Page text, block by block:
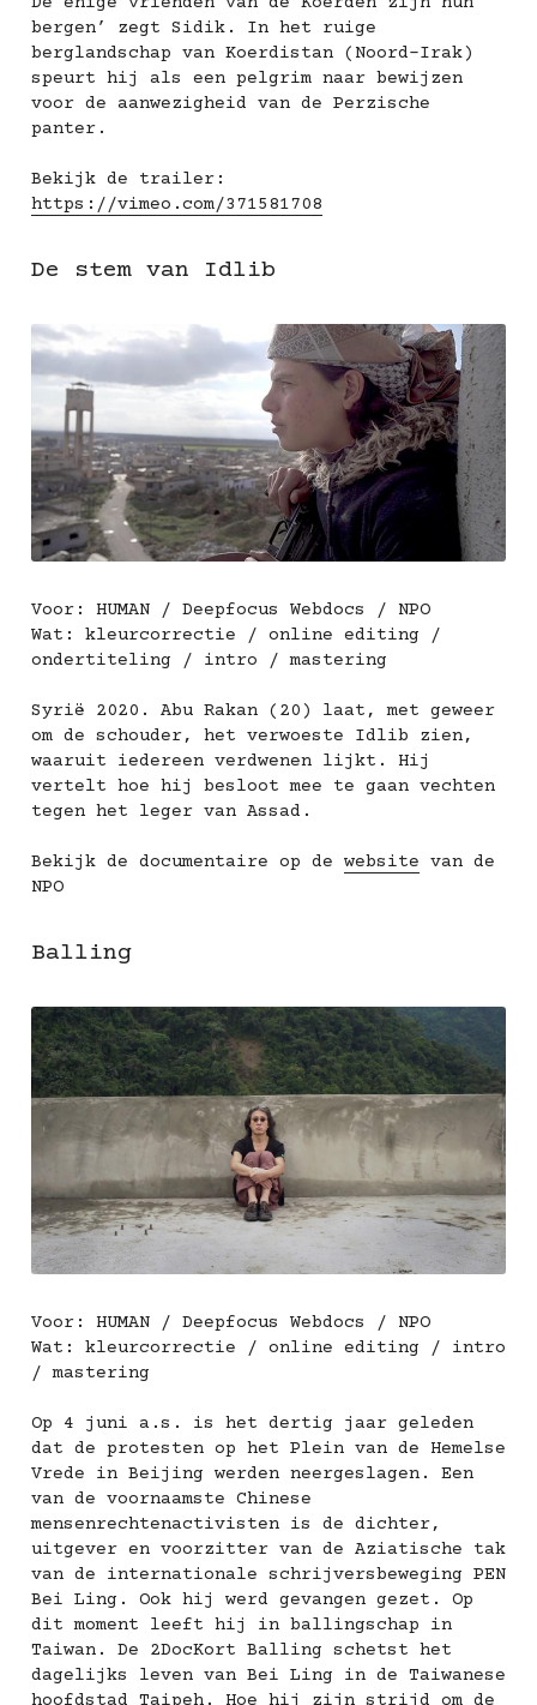
bergen’ zegt Sidik. In het ruige
berglandschap van Koerdistan (Noord-Irak)
speurt hij als een pelgrim naar bewijzen
voor de aanwezigheid van de Perzische
panter.
https://vimeo.com/371581708
De stem van Idlib
Voor: HUMAN / Deepfocus Webdocs / NPO
Wat: kleurcorrectie / online editing /
ondertiteling / intro / mastering
Syrië 2020. Abu Rakan (20) laat, met geweer
om de schouder, het verwoeste Idlib zien,
waaruit iedereen verdwenen lijkt. Hij
vertelt hoe hij besloot mee te gaan vechten
tegen het leger van Assad.
Bekijk de documentaire op de website van de
NPO
Balling
Voor: HUMAN / Deepfocus Webdocs / NPO
Wat: kleurcorrectie / online editing / intro
/ mastering
Op 4 juni a.s. is het dertig jaar geleden
dat de protesten op het Plein van de Hemelse
Vrede in Beijing werden neergeslagen. Een
van de voornaamste Chinese
mensenrechtenactivisten is de dichter,
uitgever en voorzitter van de Aziatische tak
van de internationale schrijversbeweging PEN
Bei Ling. Ook hij werd gevangen gezet. Op
dit moment leeft hij in ballingschap in
Taiwan. De 2DocKort Balling schetst het
dagelijks leven van Bei Ling in de Taiwanese
hoofdstad Taipeh. Hoe hij zijn strijd om de